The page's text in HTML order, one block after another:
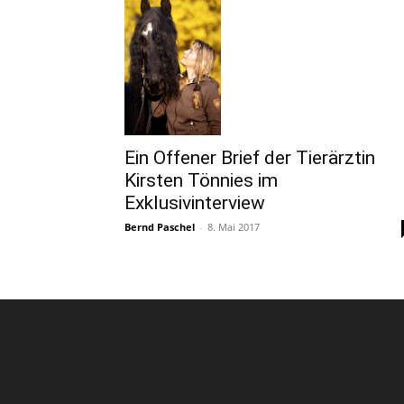
Ein Offener Brief der Tierärztin
Kirsten Tönnies im
Exklusivinterview
Bernd Paschel - 8. Mai 2017